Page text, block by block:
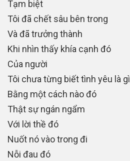
Tạm biệt
Tôi đã chết sâu bên trong
Và đã trưởng thành
Khi nhìn thấy khía cạnh đó
Của người
Tôi chưa từng biết tình yêu là gì
Bằng một cách nào đó
Thật sự ngán ngẩm
Với lời thề đó
Nuốt nó vào trong đi
Nỗi đau đó